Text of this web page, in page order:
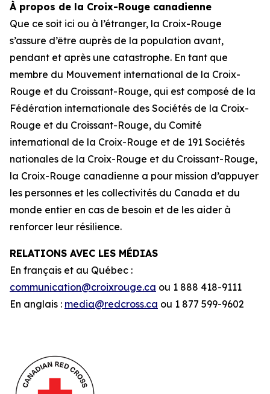
À propos de la Croix-Rouge canadienne
Que ce soit ici ou à l’étranger, la Croix-Rouge
s’assure d’être auprès de la population avant,
pendant et après une catastrophe. En tant que
membre du Mouvement international de la Croix-
Rouge et du Croissant-Rouge, qui est composé de la
Fédération internationale des Sociétés de la Croix-
Rouge et du Croissant-Rouge, du Comité
international de la Croix-Rouge et de 191 Sociétés
nationales de la Croix-Rouge et du Croissant-Rouge,
la Croix-Rouge canadienne a pour mission d’appuyer
les personnes et les collectivités du Canada et du
monde entier en cas de besoin et de les aider à
renforcer leur résilience.
RELATIONS AVEC LES MÉDIAS
En français et au Québec :
communication@croixrouge.ca ou 1 888 418-9111
En anglais : media@redcross.ca ou 1 877 599-9602